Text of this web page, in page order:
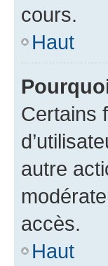
cours.
Haut
Certains
autre
accès.
Haut